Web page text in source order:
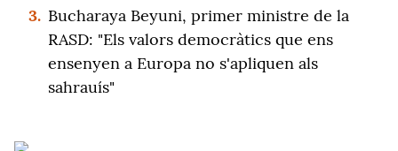
3. Bucharaya Beyuni, primer ministre de la
RASD: "Els valors democràtics que ens
ensenyen a Europa no s'apliquen als
sahrauís"